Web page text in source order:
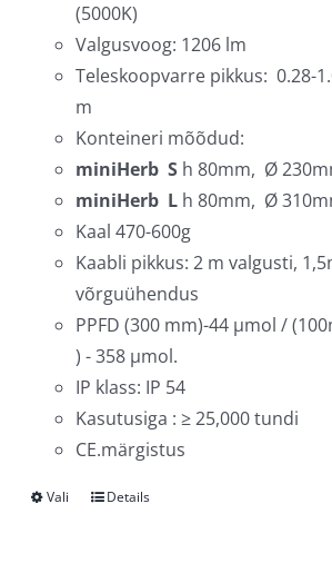
(5000K)
Valgusvoog: 1206 lm
Teleskoopvarre pikkus: 0.28-
m
Konteineri mõõdud:
miniHerb S h 80mm, Ø
miniHerb L h 80mm, Ø
Kaal 470-600g
Kaabli pikkus: 2 m valgusti,
võrguühendus
PPFD (300 mm)-44 µmol /
) - 358 µmol.
IP klass: IP 54
Kasutusiga : ≥ 25,000 tundi
CE.märgistus
Vali
Sellel
Details